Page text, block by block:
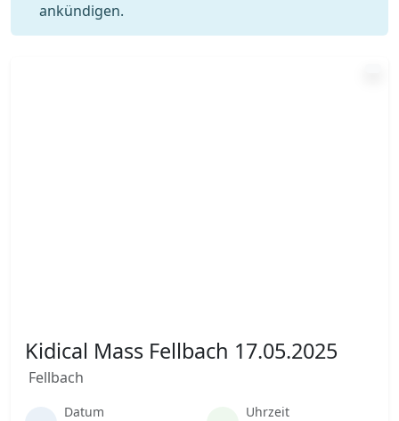
ankündigen.
Kidical Mass Fellbach 17.05.2025
Fellbach
Datum Uhrzeit